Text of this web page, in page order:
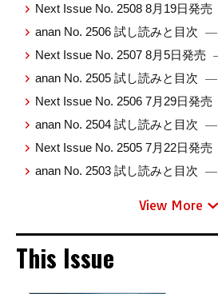
Next Issue No. 2508 8月19日発売
anan No. 2506 試し読みと目次 —
Next Issue No. 2507 8月5日発売
anan No. 2505 試し読みと目次 —
Next Issue No. 2506 7月29日発売
anan No. 2504 試し読みと目次 —
Next Issue No. 2505 7月22日発売
anan No. 2503 試し読みと目次 —
View More
This Issue